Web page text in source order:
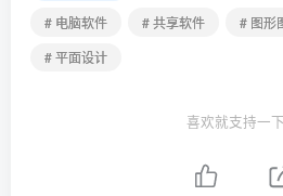
# 电脑软件
# 共享软件 # 图形
# 平面设计
喜欢就支持一